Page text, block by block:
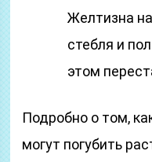
Желтизна
стебля и
этом
Подробно о том,
могут погубить